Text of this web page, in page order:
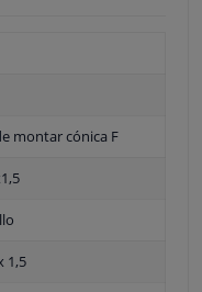
montar cónica F
1,5